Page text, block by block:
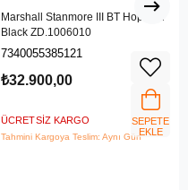
Marshall Stanmore III BT Hoparlör
Black ZD.1006010
7340055385121
₺32.900,00
ÜCRETSIZ KARGO
Tahmini Kargoya Teslim: Aynı Gün
SEPETE
EKLE